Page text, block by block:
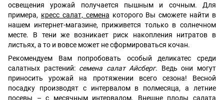
освещения урожай получается пышным и сочным. Для
примера, кресс салат, семена которого Вы сможете найти в
нашем интернет-магазине, приживется только в солнечном
месте. В тени же возникает риск накопления нитратов в
листьях, а то и вовсе может не сформироваться кочан.
Рекомендуем Вам попробовать особый деликатес среди
салатных растений: семена салат Айсберг. Ведь они могут
приносить урожай на протяжении всего сезона! Весной
посадку производят с интервалом в полмесяца, а летние
посевы – с месячным интервалом. Внешне плоды салата